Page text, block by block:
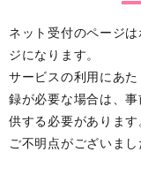
ネット受付のページ
ジになります。
サービスの利用にあ
録が必要な場合は、
供する必要があります
ご不明点がございま